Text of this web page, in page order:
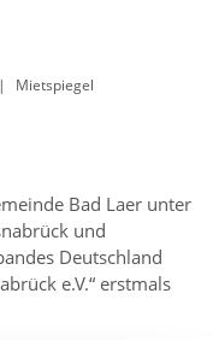
Mietspiegel
Bad Laer unter
und
Deutschland
e.V.“ erstmals